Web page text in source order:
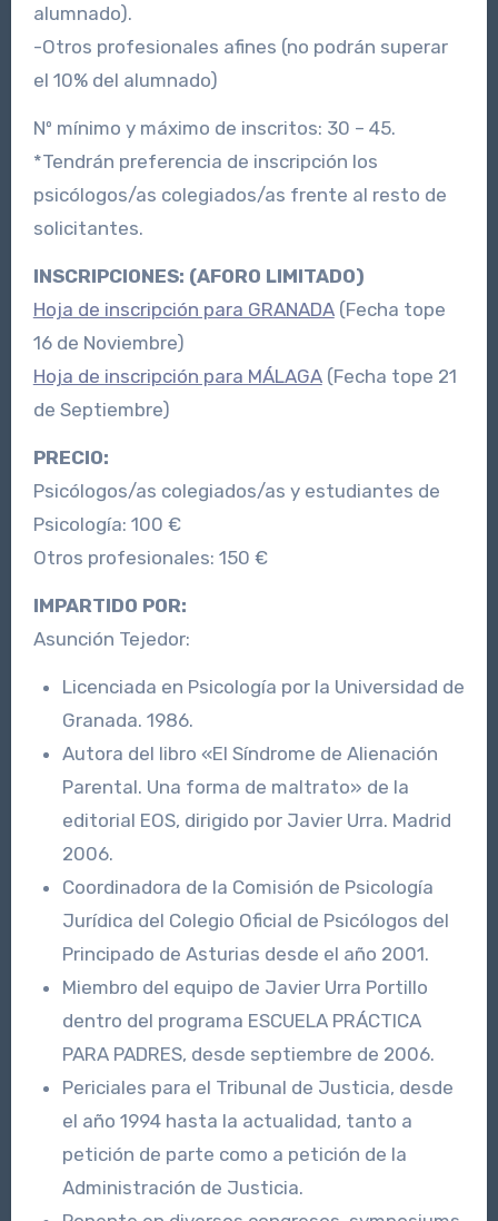
alumnado).
-Otros profesionales afines (no podrán superar
el 10% del alumnado)
Nº mínimo y máximo de inscritos: 30 – 45.
*Tendrán preferencia de inscripción los
psicólogos/as colegiados/as frente al resto de
solicitantes.
INSCRIPCIONES: (AFORO LIMITADO)
Hoja de inscripción para GRANADA(Fecha tope
16 de Noviembre)
Hoja de inscripción para MÁLAGA(Fecha tope 21
de Septiembre)
PRECIO:
Psicólogos/as colegiados/as y estudiantes de
Psicología: 100 €
Otros profesionales: 150 €
IMPARTIDO POR:
Asunción Tejedor:
Licenciada en Psicología por la Universidad de
Granada. 1986.
Autora del libro «El Síndrome de Alienación
Parental. Una forma de maltrato» de la
editorial EOS, dirigido por Javier Urra. Madrid
2006.
Coordinadora de la Comisión de Psicología
Jurídica del Colegio Oficial de Psicólogos del
Principado de Asturias desde el año 2001.
Miembro del equipo de Javier Urra Portillo
dentro del programa ESCUELA PRÁCTICA
PARA PADRES, desde septiembre de 2006.
Periciales para el Tribunal de Justicia, desde
el año 1994 hasta la actualidad, tanto a
petición de parte como a petición de la
Administración de Justicia.